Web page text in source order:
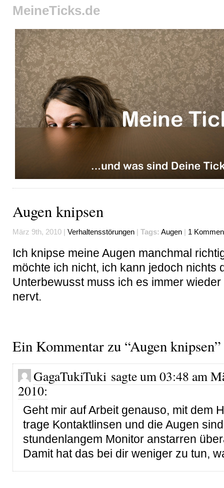
MeineTicks.de
Augen knipsen
März 9th, 2010 | Verhaltensstörungen | Tags: Augen | 1
Ich knipse meine Augen manchmal
möchte ich nicht, ich kann jedoch nichts
Unterbewusst muss ich es immer
nervt.
Ein Kommentar zu “Augen knipsen”
GagaTukiTuki sagte um 03:48 am
2010:
Geht mir auf Arbeit genauso, mit dem
trage Kontaktlinsen und die Augen
stundenlangem Monitor anstarren
Damit hat das bei dir weniger zu tun,